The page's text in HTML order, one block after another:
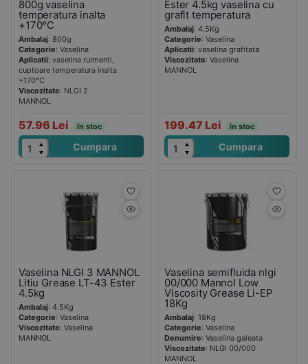
800g vaselina
temperatura inalta
+170°C
Ambalaj: 800g
Categorie: Vaselina
Aplicatii: vaselina rulmenti,
cuptoare temperatura inalta
+170°C
Viscozitate: NLGI 2
MANNOL
57.96 Lei în stoc
Cumpara
Ester 4.5kg vaselina cu
grafit temperatura
Ambalaj: 4.5Kg
Categorie: Vaselina
Aplicatii: vaselina grafitata
Viscozitate: Vaselina
MANNOL
199.47 Lei în stoc
Cumpara
Vaselina NLGI 3 MANNOL
Litiu Grease LT-43 Ester
4.5kg
Ambalaj: 4.5Kg
Categorie: Vaselina
Viscozitate: Vaselina
MANNOL
Vaselina semifluida nlgi
00/000 Mannol Low
Viscosity Grease Li-EP
18Kg
Ambalaj: 18Kg
Categorie: Vaselina
Denumire: Vaselina galeata
Viscozitate: NLGI 00/000
MANNOL